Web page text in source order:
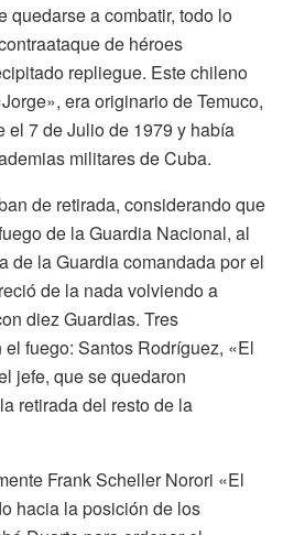
quedarse a combatir, todo lo
de héroes
repliegue. Este chileno
era originario de Temuco,
el 7 de Julio de 1979 y había
militares de Cuba.
de retirada, considerando que
de la Guardia Nacional, al
de la Guardia comandada por el
de la nada volviendo a
diez Guardias. Tres
fuego: Santos Rodríguez, «El
jefe, que se quedaron
retirada del resto de la
Frank Scheller Norori «El
hacia la posición de los